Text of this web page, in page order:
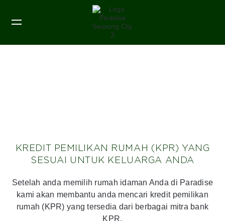
KREDIT PEMILIKAN RUMAH (KPR) YANG
SESUAI UNTUK KELUARGA ANDA
Setelah anda memilih rumah idaman Anda di Paradise
kami akan membantu anda mencari kredit pemilikan
rumah (KPR) yang tersedia dari berbagai mitra bank
KPR.